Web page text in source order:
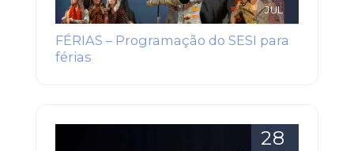
JUL
FÉRIAS – Programação do SESI para
férias
28